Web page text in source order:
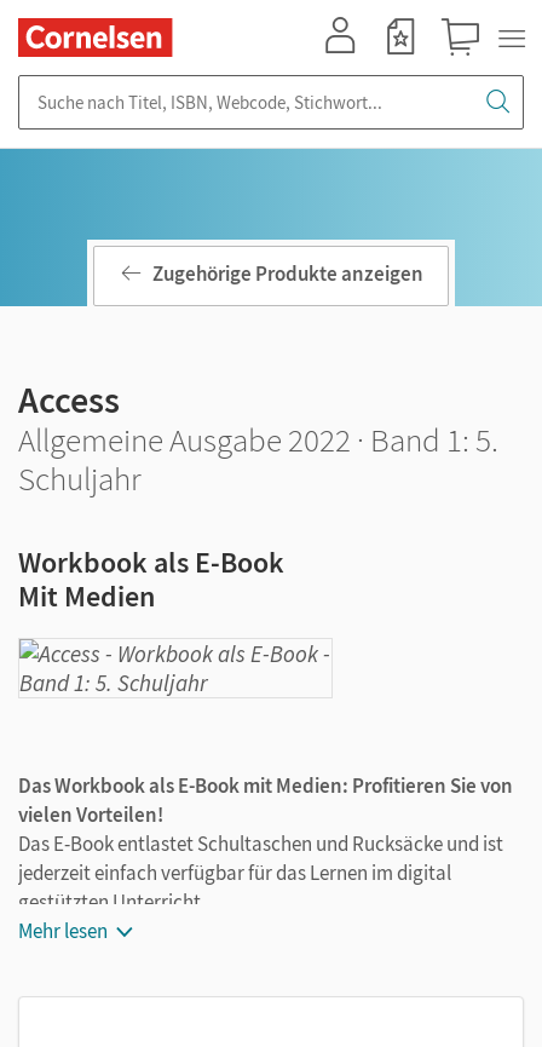
Zugehörige Produkte anzeigen
Access
Allgemeine Ausgabe 2022 · Band 1: 5.
Schuljahr
Workbook als E-Book
Mit Medien
Das Workbook als E-Book mit Medien: Profitieren Sie von
vielen Vorteilen!
Das E-Book entlastet Schultaschen und Rucksäcke und ist
jederzeit einfach verfügbar für das Lernen im digital
gestützten Unterricht.
Die Medien zum Workbook sind wichtige Bestandteile des E-
Mehr lesen